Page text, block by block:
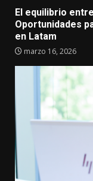
El equilibrio
Oportunidades
en Latam
marzo 16, 2026